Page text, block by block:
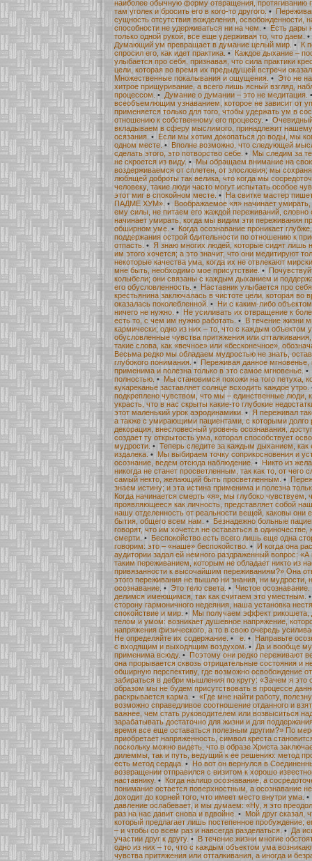
наиболее обычную форму отвращения, протягиванию
там уголек и бросить его в кого-то другого. •
сущность отсутствия вожделения, освобожденности,
способности не удерживаться ни на чем. • Есть дары
только одной рукой, все еще удерживая то, что даем.
Думающий ум превращает в думание целый мир. • К
спросил его, как идет практика. • Каждое дыхание –
улыбается про себя, признавая, что сила практики
цели, которая во время их предыдущей встречи
Множественные покалывания и ощущения. • Это не
хитрое прищуривание, а всего лишь ясный взгляд,
процессом. • Думание о думании – это не медитация.
всеобъемлющим узнаванием, которое не зависит от
применяется только для того, чтобы удержать ум в
отношению к собственному его процессу. •
вкладываем в сферу мыслимого, принадлежит
осязания. • Если мы хотим докопаться до воды, мы
одном месте. • Вполне возможно, что следующей
сделать этого, это потворство себе. • Мы следим за
не скроется из виду. • Мы обращаем внимание на
воздерживаемся от сплетен, от злословия; мы
любящей доброты так велика, что когда мы
человеку, такие люди часто могут испытать особое
этот миг в спокойном месте. • На свитке мастер
ПАДМЕ ХУМ». • Воображаемое «я» начинает
ему силы, не питаем его жаждой переживаний, словно
начинает умирать, когда мы видим эти переживания
обширном уме. • Когда осознавание проникает
поддержания острой бдительности по отношению к
отпасть. • Я знаю многих людей, которые сидят лишь
им этого хочется; а это значит, что они медитируют
некоторые качества ума, когда их не отвлекают
мне быть, необходимо мое присутствие. •
колыбели; они связаны с каждым дыханием и
его обусловленность. • Наставник улыбается про
крестьянина заключалась в чистоте цели, которая
оказалась поколебленной. • Ни с каким-либо
ничего не нужно. • Не усиливать их отвращение к
есть то, с чем им нужно работать. • В течение жизни
кармически; одно из них – то, что с каждым объектом
обусловленные чувства притяжения или
такие слова, как «вечное» или «бесконечное»,
Весьма редко мы обладаем мудростью не знать,
глубокого понимания. • Переживая данное
применима и полезна только в это самое мгновенье. •
полностью. • Мы становимся похожи на того петуха,
кукареканье заставляет солнце всходить каждое утро.
подкреплено чувством, что мы – единственные люди,
украсть, что в нас скрыты какие-то глубокие
этот маленький урок аэродинамики. • Я переживал
а также с умирающими пациентами, с которыми долго
декорация, внесловесный уровень осознавания,
создает ту открытость ума, которая способствует
мудрости. • Теперь следите за каждым дыханием,
издалека. • Мы выбираем точку соприкосновения и
осознание, ведем отсюда наблюдение. • Никто из
никогда не станет просветленным, так как то, от чего
самый некто, желающий быть просветленным. •
знаем истину; и эта истина применима и полезна
Когда начинается смерть «я», мы глубоко чувствуем,
проявляющееся как личность, представляет собой
нашу отделенность от реальности вещей, каковы они
бытия, общего всем нам. • Безнадежно больные
говорят, что им хочется не оставаться в одиночестве,
смерти. • Беспокойство есть всего лишь еще одна
говорим: это – «наше» беспокойство. • И когда она
аудитории задал ей немного раздраженный вопрос:
таким переживанием, которым не обладает никто из
привязанности к высочайшим переживаниям?» Она
этого переживания не вышло ни знания, ни мудрости,
осознавание. • Это тело света. • Чистое осознавание.
делимся имеющимся, так как считаем это уместным.
сторону гармоничного недеяния, наша установка
спокойствие и мир. • Мы получаем эффект рикошета,
телом и умом: возникает душевное напряжение,
напряжения физического, а то в свою очередь
Не определяйте их содержание. • е. • Направьте
с входящим и выходящим воздухом. • Да и вообще
применима всюду. • Поэтому они редко переживают
она прорывается сквозь отрицательные состояния и
обширную перспективу, где возможно освобождение от
забираться в дебри мышления по кругу: «Зачем я это
образом мы не будем присутствовать в процессе
раскрывается карма. • «Где мне найти работу,
возможно справедливое соотношение отданного и
важнее, чем стать руководителем или возвыситься
зарабатывать достаточно для жизни и для
время все еще оставаться полезным другим?» По
приобретает напряженность, символ креста
поскольку можно видеть, что в образе Христа
дилеммы, так и путь, ведущий к ее решению: метод
есть метод сердца. • Но вот он вернулся в
возвращении отправился с визитом к хорошо
наставнику. • Когда налицо осознавание, а
понимание остается поверхностным, а осознавание
доходит до корней того, что имеет место внутри ума.
давление ослабевает, и мы думаем: «Ну, я это
раз на нас давит снова и вдвойне. • Мой друг сказал,
который предлагает лишь постепенное пробуждение;
– и чтобы со всем раз и навсегда разделаться. • Да
участии друг к другу. • В течение жизни многие
одно из них – то, что с каждым объектом ума
чувства притяжения или отталкивания, а иногда и